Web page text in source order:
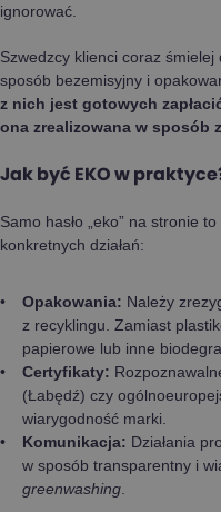
ignorować.
Szwedzcy klienci coraz
sposób bezemisyjny i
z nich jest gotowych
ona zrealizowana w sposób
Jak być EKO w
Samo hasło „eko” na stronie
konkretnych działań:
Opakowania: Należy
z recyklingu. Zamiast
papierowe lub inne
Certyfikaty:
(Łabędź) czy
wiarygodność marki.
Komunikacja: Działania
w sposób transparentny i
greenwashing